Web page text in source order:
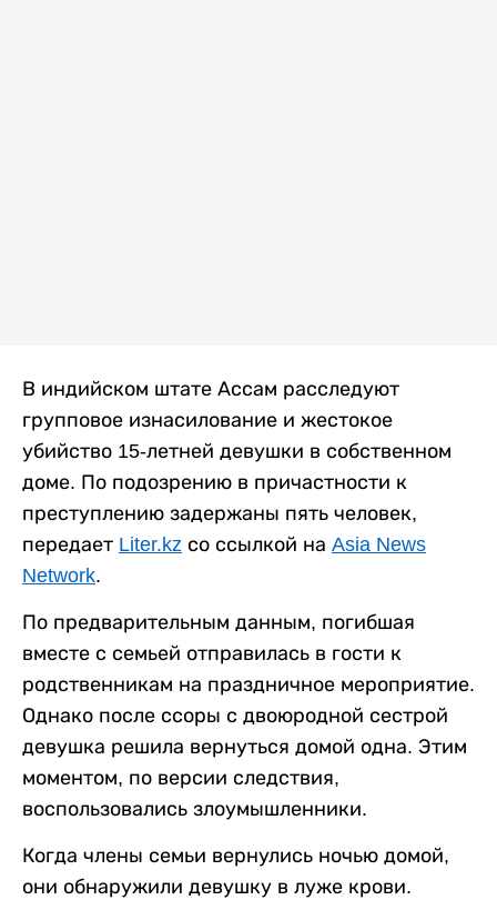
В индийском штате Ассам расследуют
групповое изнасилование и жестокое
убийство 15-летней девушки в собственном
доме. По подозрению в причастности к
преступлению задержаны пять человек,
передает Liter.kz со ссылкой на Asia News
Network.
По предварительным данным, погибшая
вместе с семьей отправилась в гости к
родственникам на праздничное мероприятие.
Однако после ссоры с двоюродной сестрой
девушка решила вернуться домой одна. Этим
моментом, по версии следствия,
воспользовались злоумышленники.
Когда члены семьи вернулись ночью домой,
они обнаружили девушку в луже крови.